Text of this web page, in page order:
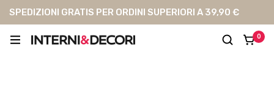
SPEDIZIONI GRATIS PER ORDINI SUPERIORI A 39,90 €
0